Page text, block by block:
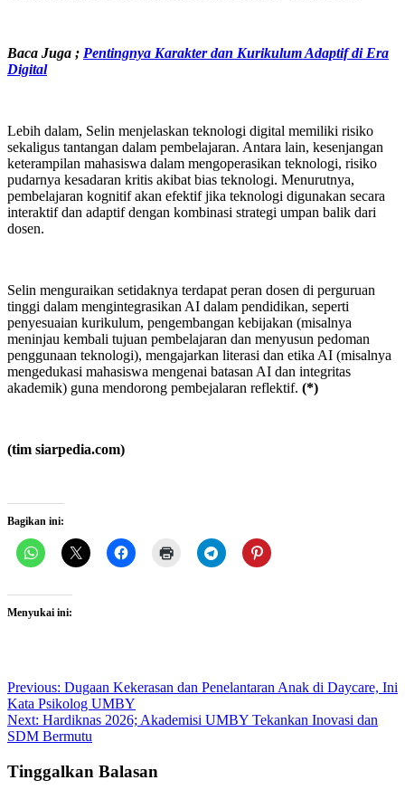
Baca Juga ; Pentingnya Karakter dan Kurikulum Adaptif di Era
Digital
Lebih dalam, Selin menjelaskan teknologi digital memiliki risiko
sekaligus tantangan dalam pembelajaran. Antara lain, kesenjangan
keterampilan mahasiswa dalam mengoperasikan teknologi, risiko
pudarnya kesadaran kritis akibat bias teknologi. Menurutnya,
pembelajaran kognitif akan efektif jika teknologi digunakan secara
interaktif dan adaptif dengan kombinasi strategi umpan balik dari
dosen.
Selin menguraikan setidaknya terdapat peran dosen di perguruan
tinggi dalam mengintegrasikan AI dalam pendidikan, seperti
penyesuaian kurikulum, pengembangan kebijakan (misalnya
meninjau kembali tujuan pembelajaran dan menyusun pedoman
penggunaan teknologi), mengajarkan literasi dan etika AI (misalnya
mengedukasi mahasiswa mengenai batasan AI dan integritas
akademik) guna mendorong pembejalaran reflektif. (*)
(tim siarpedia.com)
Bagikan ini:
Menyukai ini:
Post
navigation
Previous: Dugaan Kekerasan dan Penelantaran Anak di Daycare, Ini
Kata Psikolog UMBY
Next: Hardiknas 2026; Akademisi UMBY Tekankan Inovasi dan
SDM Bermutu
Tinggalkan Balasan